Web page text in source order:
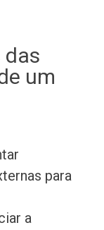
das
um
para
a